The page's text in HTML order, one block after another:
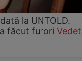
la UNTOLD.
făcut furori